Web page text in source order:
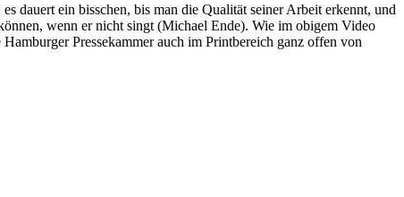
es dauert ein bisschen, bis man die Qualität seiner Arbeit erkennt, und
wenn er nicht singt (Michael Ende). Wie im obigem Video
Pressekammer auch im Printbereich ganz offen von